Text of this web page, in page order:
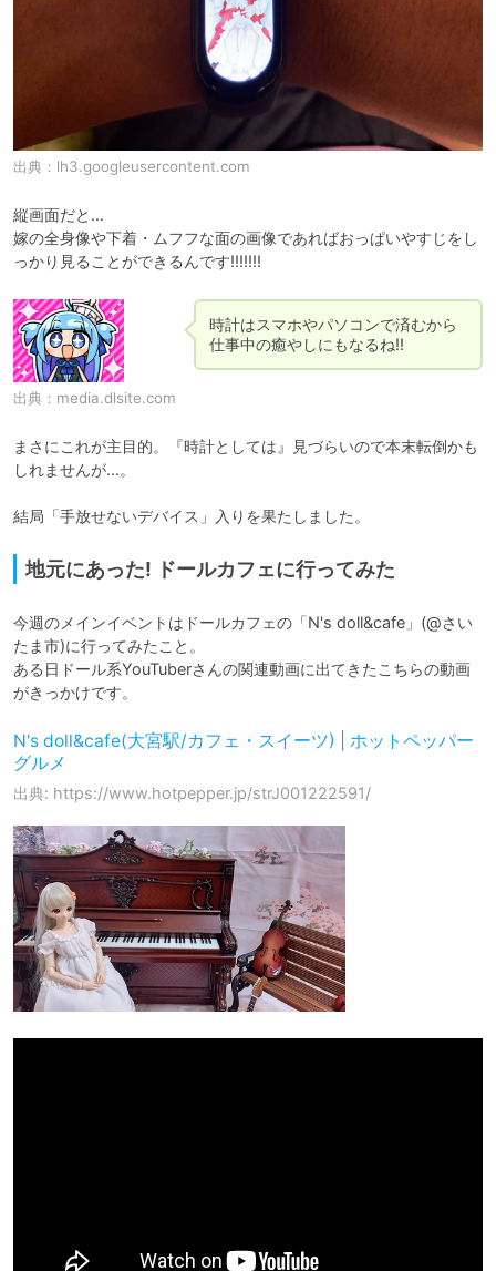
出典： lh3.googleusercontent.com
縦画面だと…
嫁の全身像や下着・ムフフな面の画像であればおっぱいやすじをし
っかり見ることができるんです!!!!!!!
出典： media.dlsite.com
時計はスマホやパソコンで済むから
仕事中の癒やしにもなるね!!
まさにこれが主目的。『時計としては』見づらいので本末転倒かも
しれませんが…。
結局「手放せないデバイス」入りを果たしました。
地元にあった! ドールカフェに行ってみた
今週のメインイベントはドールカフェの「N's doll&cafe」(@さい
たま市)に行ってみたこと。
ある日ドール系YouTuberさんの関連動画に出てきたこちらの動画
がきっかけです。
N's doll&cafe(大宮駅/カフェ・スイーツ) | ホットペッパー
グルメ
出典: https://www.hotpepper.jp/strJ001222591/